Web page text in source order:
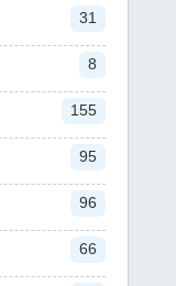
31
8
155
95
96
66